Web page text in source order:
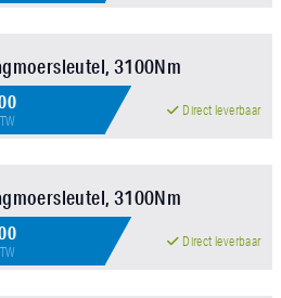
3100Nm
Direct leverbaar
3100Nm
Direct leverbaar